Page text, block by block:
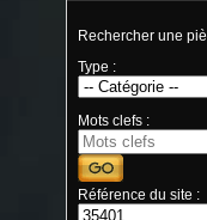
Rechercher une
Type :
Mots clefs :
Référence du site :